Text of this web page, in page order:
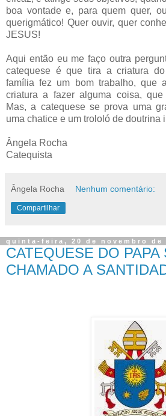
boa vontade e, para quem quer,
querigmático! Quer ouvir, quer
JESUS!
Aqui então eu me faço outra
catequese é que tira a criatura
família fez um bom trabalho, que
criatura a fazer alguma coisa, que
Mas, a catequese se prova uma
uma chatice e um trololó de doutrina
Ângela Rocha
Catequista
Ângela Rocha Nenhum comentário:
Compartilhar
quinta-feira, 20 de novembro de
CATEQUESE DO PAPA
CHAMADO A